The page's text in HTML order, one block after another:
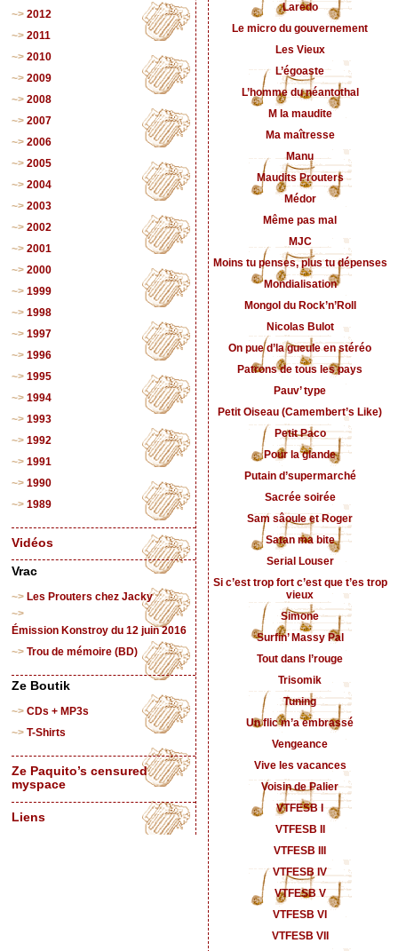
2012
2011
2010
2009
2008
2007
2006
2005
2004
2003
2002
2001
2000
1999
1998
1997
1996
1995
1994
1993
1992
1991
1990
1989
Vidéos
Vrac
Les Prouters chez Jacky
Émission Konstroy du 12 juin 2016
Trou de mémoire (BD)
Ze Boutik
CDs + MP3s
T-Shirts
Ze Paquito’s censured
myspace
Liens
Laredo
Le micro du gouvernement
Les Vieux
L’égoaste
L’homme du néantothal
M la maudite
Ma maîtresse
Manu
Maudits Prouters
Médor
Même pas mal
MJC
Moins tu penses, plus tu dépenses
Mondialisation
Mongol du Rock’n’Roll
Nicolas Bulot
On pue d’la gueule en stéréo
Patrons de tous les pays
Pauv’ type
Petit Oiseau (Camembert’s Like)
Petit Paco
Pour la glande
Putain d’supermarché
Sacrée soirée
Sam sâoule et Roger
Satan ma bite
Serial Louser
Si c’est trop fort c’est que t’es trop
vieux
Simone
Surfin’ Massy Pal
Tout dans l’rouge
Trisomik
Tuning
Un flic m’a embrassé
Vengeance
Vive les vacances
Voisin de Palier
VTFESB I
VTFESB II
VTFESB III
VTFESB IV
VTFESB V
VTFESB VI
VTFESB VII